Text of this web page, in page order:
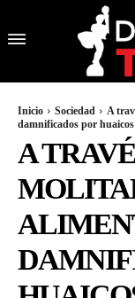
Inicio Sociedad
A
damnificados por huaicos
A